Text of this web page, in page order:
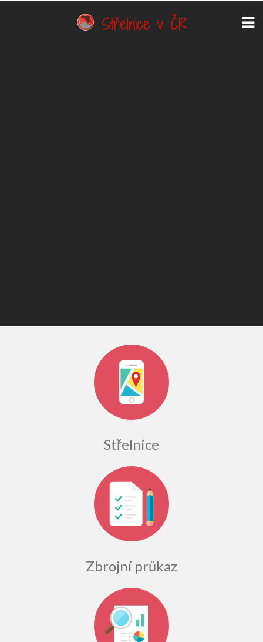
Střelnice
Zbrojní průkaz